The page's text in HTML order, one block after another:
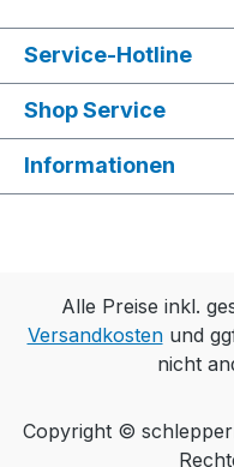
Service-Hotline
Shop Service
Informationen
Alle Preise inkl.
Versandkostenund
nicht
Copyright ©